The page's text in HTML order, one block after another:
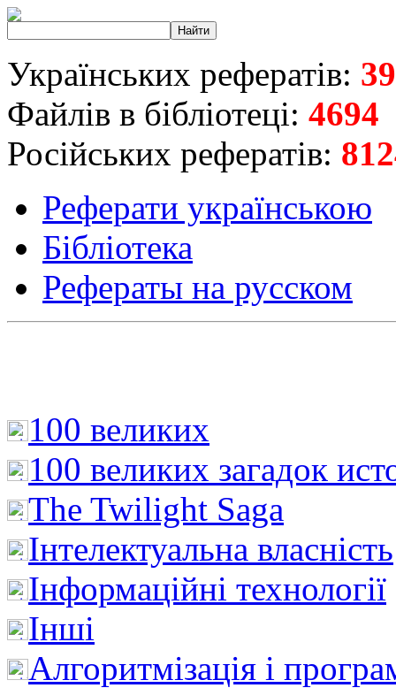
Українських рефератів:
Файлів в бібліотеці: 4694
Російських рефератів:
Реферати українською
Бібліотека
Рефераты на русском
100 великих
100 великих загадок
The Twilight Saga
Інтелектуальна влaсність
Інформаційні технології
Інші
Алгоритмізація і